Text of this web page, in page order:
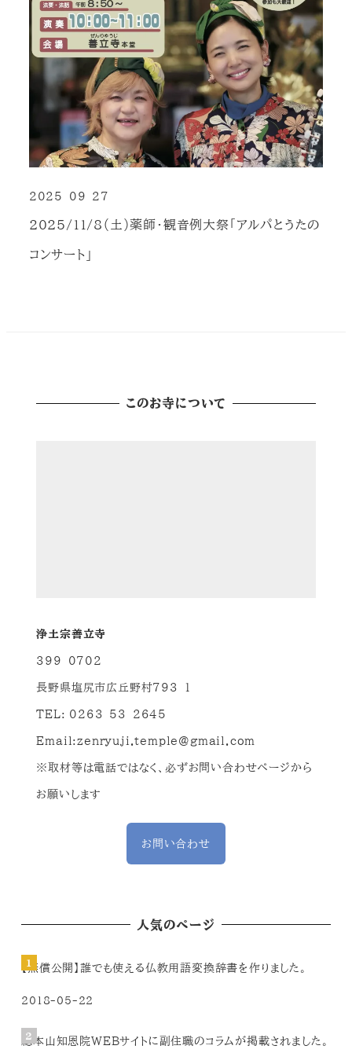
2025/11/8（土）薬師・観音例大祭「アルパとうたの
コンサート」
2025-09-27
このお寺について
浄土宗善立寺
399-0702
長野県塩尻市広丘野村793-1
TEL: 0263-53-2645
Email:zenryuji.temple@gmail.com
※取材等は電話ではなく、必ずお問い合わせページから
お願いします
お問い合わせ
人気のページ
【無償公開】誰でも使える仏教用語変換辞書を作りました。
2018-05-22
総本山知恩院WEBサイトに副住職のコラムが掲載されました。